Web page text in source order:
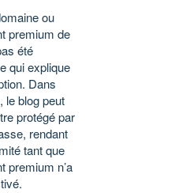
ou
premium de
été
qui explique
Dans
le blog peut
protégé par
rendant
tant que
premium n’a